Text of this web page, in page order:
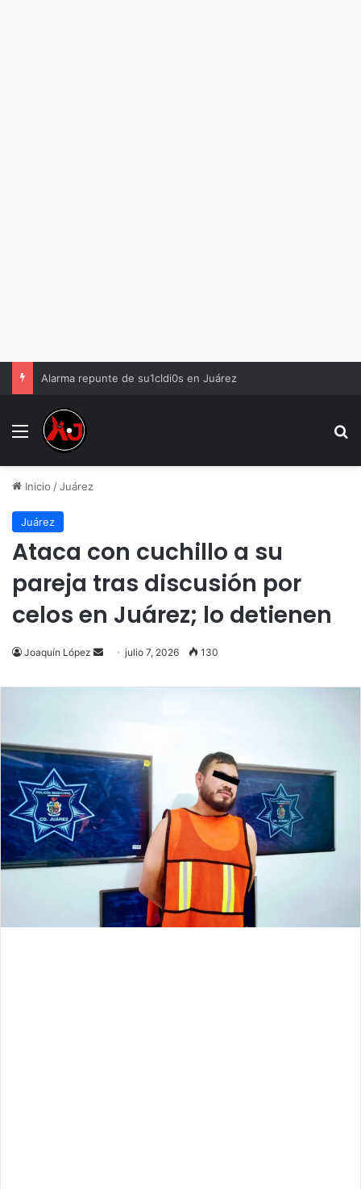
Alarma repunte de su1cldi0s en Juárez
Menu
Inicio /Juárez
Juárez
Ataca con cuchillo a su
pareja tras discusión por
celos en Juárez; lo detienen
Joaquín López
Send
email
julio 7, 2026 130